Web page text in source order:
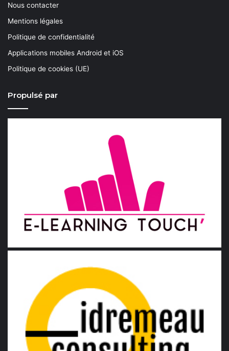
Nous contacter
Mentions légales
Politique de confidentialité
Applications mobiles Android et iOS
Politique de cookies (UE)
Propulsé par